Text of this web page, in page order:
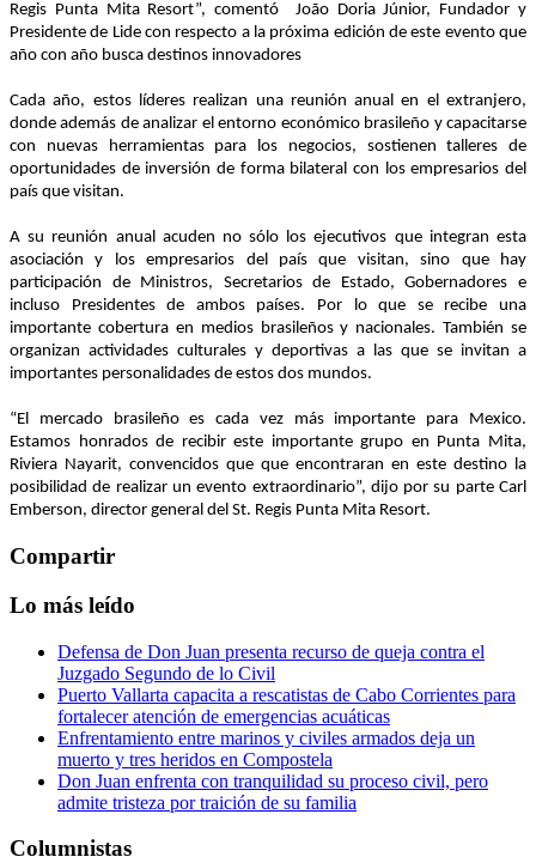
Regis Punta Mita Resort”, comentó
João Doria Júnior, Fundador y
Presidente de Lide con respecto a la próxima edición de este evento que
año con año busca destinos innovadores
Cada año, estos líderes realizan una reunión anual en el extranjero,
donde además de analizar el entorno económico brasileño y capacitarse
con nuevas herramientas para los negocios, sostienen talleres de
oportunidades de inversión de forma bilateral con los empresarios del
país que visitan.
A su reunión anual acuden no sólo los ejecutivos que integran esta
asociación y los empresarios del país que visitan, sino que hay
participación de Ministros, Secretarios de Estado, Gobernadores e
incluso Presidentes de ambos países. Por lo que se recibe una
importante cobertura en medios brasileños y nacionales. También se
organizan actividades culturales y deportivas a las que se invitan a
importantes personalidades de estos dos mundos.
“El mercado brasileño es cada vez más importante para Mexico.
Estamos honrados de recibir este importante grupo en Punta Mita,
Riviera Nayarit, convencidos que que encontraran en este destino la
posibilidad de realizar un evento extraordinario”, dijo por su parte Carl
Emberson, director general del St. Regis Punta Mita Resort.
Compartir
Lo más leído
Defensa de Don Juan presenta recurso de queja contra el
Juzgado Segundo de lo Civil
Puerto Vallarta capacita a rescatistas de Cabo Corrientes para
fortalecer atención de emergencias acuáticas
Enfrentamiento entre marinos y civiles armados deja un
muerto y tres heridos en Compostela
Don Juan enfrenta con tranquilidad su proceso civil, pero
admite tristeza por traición de su familia
Columnistas